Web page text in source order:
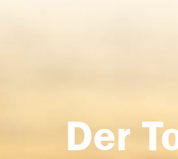
Der